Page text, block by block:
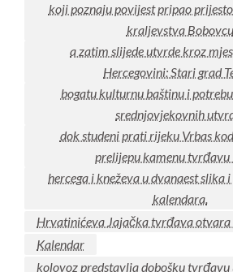
koji poznaju povijest pripao
kraljevstva Bobovcu
a zatim slijede utvrde kroz
Hercegovini: Stari grad
bogatu kulturnu baštinu i
srednjovjekovnih
dok studeni prati rijeku Vrbas
prelijepu kamenu tvrđavu
hercega i kneževa u dvanaest slika
kalendara.
Hrvatinićeva Jajačka tvrđava otvara
Kalendar
kolovoz predstavlja dobošku tvrđavu